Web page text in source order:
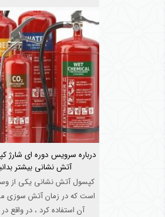
درباره سرویس دوره ای شارژ
آتش نشانی بیشتر
کپسول آتش نشانی یکی از
است که در زمان آتش سوزی
آن استفاده کرد ، در واقع